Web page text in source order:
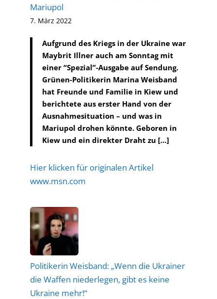
Mariupol
7. März 2022
Aufgrund des Kriegs in der Ukraine war
Maybrit Illner auch am Sonntag mit
einer “Spezial”-Ausgabe auf Sendung.
Grünen-Politikerin Marina Weisband
hat Freunde und Familie in Kiew und
berichtete aus erster Hand von der
Ausnahmesituation – und was in
Mariupol drohen könnte. Geboren in
Kiew und ein direkter Draht zu […]
Hier klicken für originalen Artikel
www.msn.com
Politikerin Weisband: „Wenn die Ukrainer
die Waffen niederlegen, gibt es keine
Ukraine mehr!“